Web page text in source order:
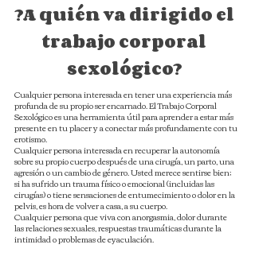
¿A quién va dirigido el
trabajo corporal
sexológico?
Cualquier persona interesada en tener una experiencia más
profunda de su propio ser encarnado. El Trabajo Corporal
Sexológico es una herramienta útil para aprender a estar más
presente en tu placer y a conectar más profundamente con tu
erotismo.
Cualquier persona interesada en recuperar la autonomía
sobre su propio cuerpo después de una cirugía, un parto, una
agresión o un cambio de género. Usted merece sentirse bien;
si ha sufrido un trauma físico o emocional (incluidas las
cirugías) o tiene sensaciones de entumecimiento o dolor en la
pelvis, es hora de volver a casa, a su cuerpo.
Cualquier persona que viva con anorgasmia, dolor durante
las relaciones sexuales, respuestas traumáticas durante la
intimidad o problemas de eyaculación.